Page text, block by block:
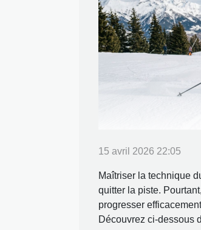
15 avril 2026 22:05
Maîtriser la technique
quitter la piste.
progresser
Découvrez ci-dessous